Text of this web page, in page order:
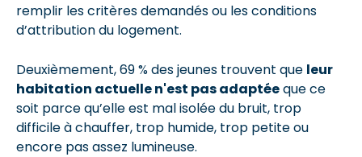
remplir les critères demandés ou les conditions
d’attribution du logement.
Deuxièmement, 69 % des jeunes trouvent que leur
habitation actuelle n'est pas adaptéeque ce
soit parce qu’elle est mal isolée du bruit, trop
difficile à chauffer, trop humide, trop petite ou
encore pas assez lumineuse.